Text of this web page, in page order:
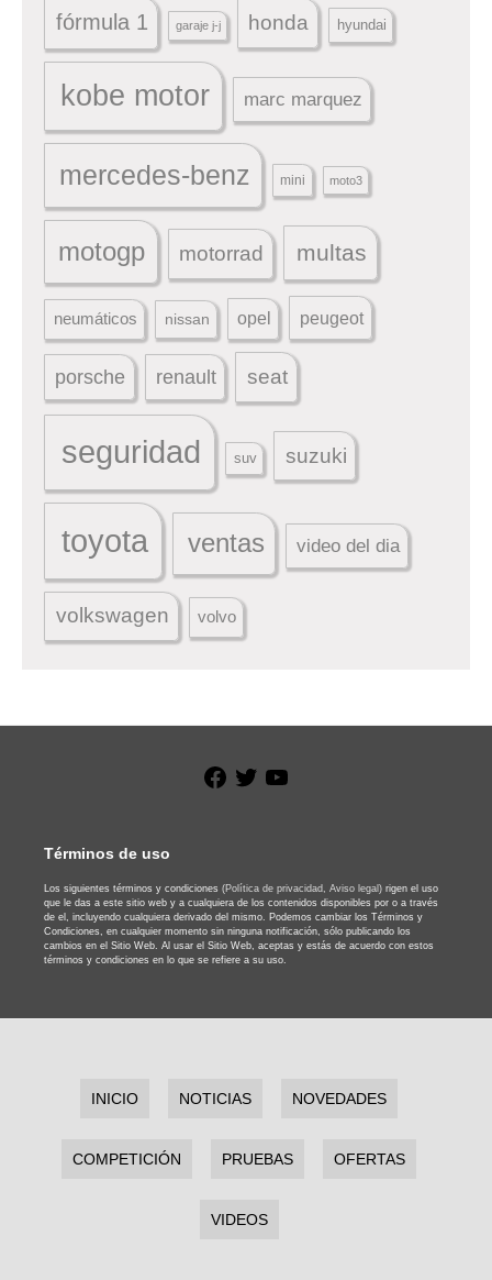
fórmula 1 garaje j-j honda hyundai
kobe motor marc marquez
mercedes-benz mini moto3
motogp motorrad multas
neumáticos nissan opel peugeot
porsche renault seat
seguridad suv suzuki
toyota ventas video del dia
volkswagen volvo
Facebook
Twitter
Términos de uso
Los siguientes términos y condiciones (Política de privacidad, Aviso legal) rigen el uso
que le das a este sitio web y a cualquiera de los contenidos disponibles por o a través
de el, incluyendo cualquiera derivado del mismo. Podemos cambiar los Términos y
Condiciones, en cualquier momento sin ninguna notificación, sólo publicando los
cambios en el Sitio Web. Al usar el Sitio Web, aceptas y estás de acuerdo con estos
términos y condiciones en lo que se refiere a su uso.
INICIO NOTICIAS NOVEDADES
COMPETICIÓN PRUEBAS OFERTAS
VIDEOS